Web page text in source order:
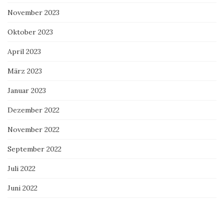
November 2023
Oktober 2023
April 2023
März 2023
Januar 2023
Dezember 2022
November 2022
September 2022
Juli 2022
Juni 2022